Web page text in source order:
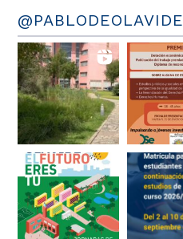
@PABLODEOLAVIDE